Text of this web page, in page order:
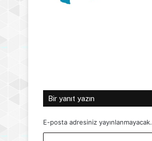
Bir yanıt yazın
E-posta adresiniz yayınlanmayacak.